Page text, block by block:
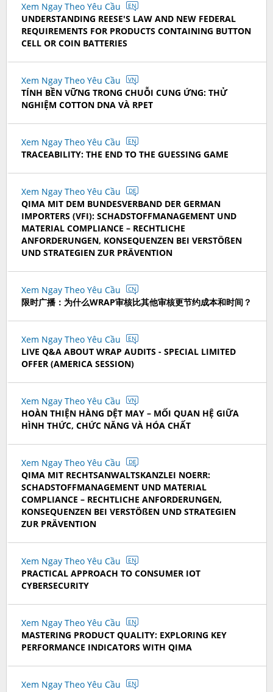
Xem Ngay Theo Yêu Cầu EN
UNDERSTANDING REESE'S LAW AND NEW FEDERAL
REQUIREMENTS FOR PRODUCTS CONTAINING BUTTON
CELL OR COIN BATTERIES
Xem Ngay Theo Yêu Cầu VN
TÍNH BỀN VỮNG TRONG CHUỖI CUNG ỨNG: THỬ
NGHIỆM COTTON DNA VÀ RPET
Xem Ngay Theo Yêu Cầu EN
TRACEABILITY: THE END TO THE GUESSING GAME
Xem Ngay Theo Yêu Cầu DE
QIMA MIT DEM BUNDESVERBAND DER GERMAN
IMPORTERS (VFI): SCHADSTOFFMANAGEMENT UND
MATERIAL COMPLIANCE – RECHTLICHE
ANFORDERUNGEN, KONSEQUENZEN BEI VERSTÖßEN
UND STRATEGIEN ZUR PRÄVENTION
Xem Ngay Theo Yêu Cầu CN
限时广播：为什么WRAP审核比其他审核更节约成本和时间？
Xem Ngay Theo Yêu Cầu EN
LIVE Q&A ABOUT WRAP AUDITS - SPECIAL LIMITED
OFFER (AMERICA SESSION)
Xem Ngay Theo Yêu Cầu VN
HOÀN THIỆN HÀNG DỆT MAY – MỐI QUAN HỆ GIỮA
HÌNH THỨC, CHỨC NĂNG VÀ HÓA CHẤT
Xem Ngay Theo Yêu Cầu DE
QIMA MIT RECHTSANWALTSKANZLEI NOERR:
SCHADSTOFFMANAGEMENT UND MATERIAL
COMPLIANCE – RECHTLICHE ANFORDERUNGEN,
KONSEQUENZEN BEI VERSTÖßEN UND STRATEGIEN
ZUR PRÄVENTION
Xem Ngay Theo Yêu Cầu EN
PRACTICAL APPROACH TO CONSUMER IOT
CYBERSECURITY
Xem Ngay Theo Yêu Cầu EN
MASTERING PRODUCT QUALITY: EXPLORING KEY
PERFORMANCE INDICATORS WITH QIMA
Xem Ngay Theo Yêu Cầu EN